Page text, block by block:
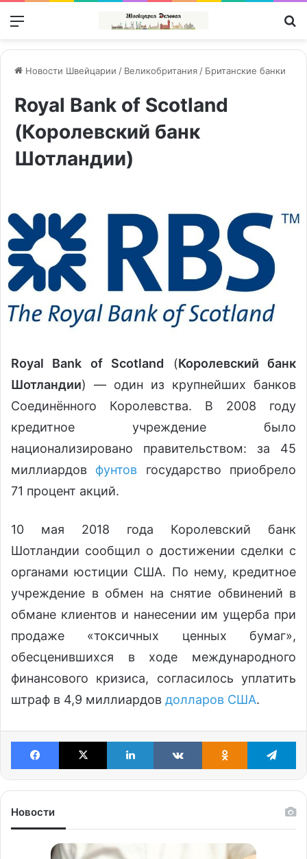
Меню
Новости Швейцарии / Великобритания / Британские банки
Royal Bank of Scotland
(Королевский банк
Шотландии)
Royal Bank of Scotland (Королевский банк
Шотландии) — один из крупнейших банков
Соединённого Королевства. В 2008 году
кредитное учреждение было
национализировано правительством: за 45
миллиардов фунтов государство приобрело
71 процент акций.
10 мая 2018 года Королевский банк
Шотландии сообщил о достижении сделки с
органами юстиции США. По нему, кредитное
учреждение в обмен на снятие обвинений в
обмане клиентов и нанесении им ущерба при
продаже «токсичных ценных бумаг»,
обесценившихся в ходе международного
финансового кризиса, согласилось уплатить
штраф в 4,9 миллиардов долларов США.
Facebook X LinkedIn VKontakteOdnoklassniki
Новости